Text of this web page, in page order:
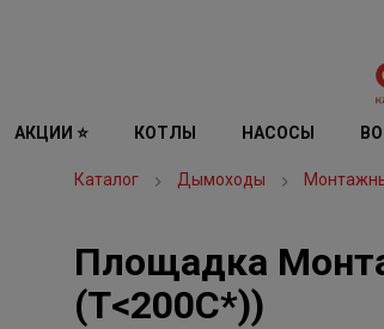
АКЦИИ ⭐ КОТЛЫ НАСОСЫ
Каталог Дымоходы
Площадка
(Т<200C*))